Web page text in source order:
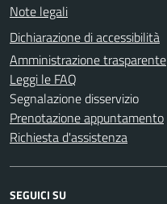
Note legali
Dichiarazione di accessibilità
Amministrazione trasparente
Leggi le FAQ
Segnalazione disservizio
Prenotazione appuntamento
Richiesta d'assistenza
SEGUICI SU